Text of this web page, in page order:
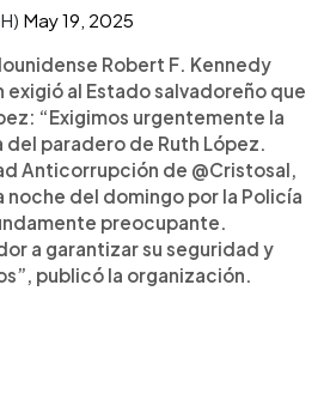
May 19, 2025
Robert F. Kennedy
exigió al Estado salvadoreño que
“Exigimos urgentemente la
paradero de Ruth López.
Anticorrupción de @Cristosal,
del domingo por la Policía
preocupante.
a garantizar su seguridad y
publicó la organización.